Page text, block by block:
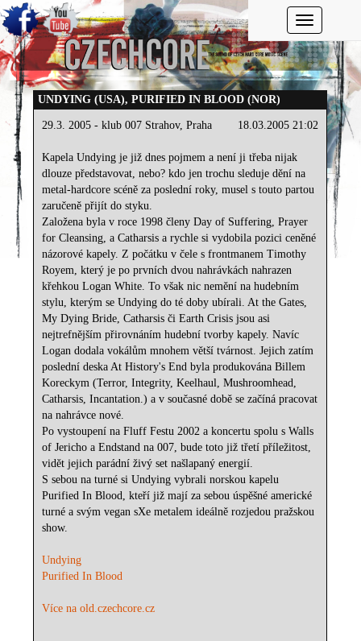
Toggle
UNDYING (USA), PURIFIED IN BLOOD (NOR)
18.03.2005 21:02
29.3. 2005 - klub 007 Strahov, Praha
Kapela Undying je již dnes pojmem a není ji třeba nijak
dlouze představovat, nebo? kdo jen trochu sleduje dění na
metal-hardcore scéně za poslední roky, musel s touto partou
zaručeně přijít do styku.
Založena byla v roce 1998 členy Day of Suffering, Prayer
for Cleansing, a Catharsis a rychle si vydobila pozici ceněné
názorové kapely. Z počátku v čele s frontmanem Timothy
Royem, který je po prvních dvou nahrávkách nahrazen
křehkou Logan White. To však nic nemění na hudebním
stylu, kterým se Undying do té doby ubírali. At the Gates,
My Dying Bride, Catharsis či Earth Crisis jsou asi
nejtrefnějším přirovnáním hudební tvorby kapely. Navíc
Logan dodala vokálům mnohem větší tvárnost. Jejich zatím
poslední deska At History's End byla produkována Billem
Koreckym (Terror, Integrity, Keelhaul, Mushroomhead,
Catharsis, Incantation.) a v současné době se začíná pracovat
na nahrávce nové.
Po vystoupení na Fluff Festu 2002 a koncertu spolu s Walls
of Jericho a Endstand na 007, bude toto již třetí příležitost,
vidět jejich parádní živý set našlapaný energií.
S sebou na turné si Undying vybrali norskou kapelu
Purified In Blood, kteří již mají za sebou úspěšné americké
turné a svým vegan sXe metalem ideálně rozjedou pražskou
show.
Undying
Purified In Blood
Více na old.czechcore.cz